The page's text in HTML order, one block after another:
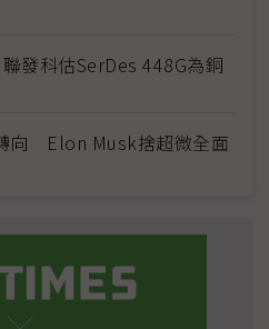
發科估SerDes 448G為銅
向 Elon Musk捨超微全面